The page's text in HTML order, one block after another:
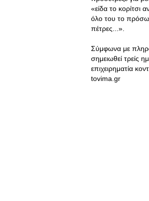
«είδα το κορίτσι
όλο του το
πέτρες...».
Σύμφωνα με
σημειωθεί τρείς
επιχειρηματία
tovima.gr